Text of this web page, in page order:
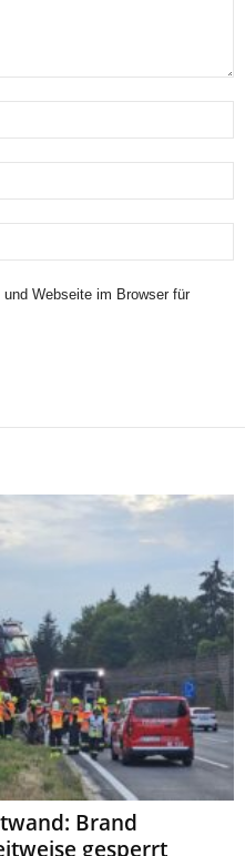
Webseite im Browser für
Brand
gesperrt